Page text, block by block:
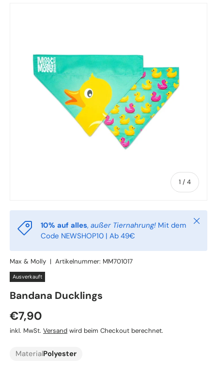
1 / von
4
10% auf alles, außer Tiernahrung! Mit dem
Code NEWSHOP10 | Ab 49€
Max & Molly | Artikelnummer: MM701017
Ausverkauft
Max & Molly
Bandana Ducklings
Normaler Preis
€7,90
inkl. MwSt. Versand wird beim Checkout berechnet.
MaterialPolyester